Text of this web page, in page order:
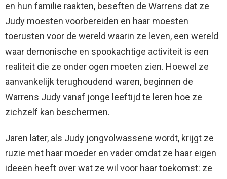
en hun familie raakten, beseften de Warrens dat ze
Judy moesten voorbereiden en haar moesten
toerusten voor de wereld waarin ze leven, een wereld
waar demonische en spookachtige activiteit is een
realiteit die ze onder ogen moeten zien. Hoewel ze
aanvankelijk terughoudend waren, beginnen de
Warrens Judy vanaf jonge leeftijd te leren hoe ze
zichzelf kan beschermen.
Jaren later, als Judy jongvolwassene wordt, krijgt ze
ruzie met haar moeder en vader omdat ze haar eigen
ideeën heeft over wat ze wil voor haar toekomst: ze